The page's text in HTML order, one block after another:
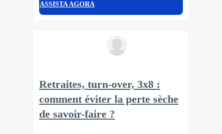
ASSISTA AGORA
Retraites, turn-over, 3x8 :
comment éviter la perte sèche
de savoir-faire ?